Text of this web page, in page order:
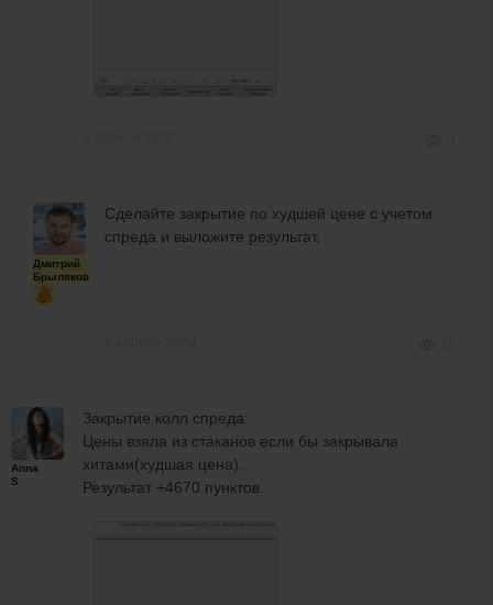
Дмитрий
Брыляков
Сделайте закрытие по худшей цене с учетом
спреда и выложите результат.
Anna
S
Закрытие колл спреда:
Цены взяла из стаканов если бы закрывала
хитами(худшая цена).
Результат +4670 пунктов.